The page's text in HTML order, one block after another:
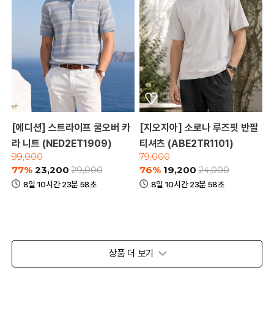
[에디션] 스트라이프 쿨오버 카
라 니트 (NED2ET1909)
99,000
77% 23,200 29,000
8일 10시간 23분 58초
[지오지아] 소로나 루즈핏 반팔
티셔츠 (ABE2TR1101)
79,000
76% 19,200 24,000
8일 10시간 23분 58초
상품 더 보기